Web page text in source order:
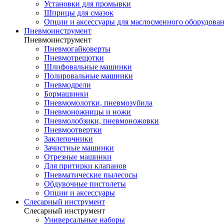
Установки для промывки
Шприцы для смазок
Опции и аксессуары для маслосменного
Пневмоинструмент
Пневмоинструмент
Пневмогайковерты
Пневмотрещотки
Шлифовальные машинки
Полировальные машинки
Пневмодрели
Бормашинки
Пневмомолотки, пневмозубила
Пневмоножницы и ножи
Пневмолобзики, пневмоножовки
Пневмоотвертки
Заклепочники
Зачистные машинки
Отрезные машинки
Для притирки клапанов
Пневматические пылесосы
Обдувочные пистолеты
Опции и аксессуары
Слесарный инструмент
Слесарный инструмент
Универсальные наборы